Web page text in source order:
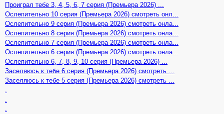
Проиграл тебе 3, 4, 5, 6, 7 серия (Премьера 2026) ...
Ослепительно 10 серия (Премьера 2026) смотреть онл...
Ослепительно 9 серия (Премьера 2026) смотреть онла...
Ослепительно 8 серия (Премьера 2026) смотреть онла...
Ослепительно 7 серия (Премьера 2026) смотреть онла...
Ослепительно 6 серия (Премьера 2026) смотреть онла...
Ослепительно 6, 7, 8, 9, 10 серия (Премьера 2026) ...
Заселяюсь к тебе 6 серия (Премьера 2026) смотреть ...
Заселяюсь к тебе 5 серия (Премьера 2026) смотреть ...